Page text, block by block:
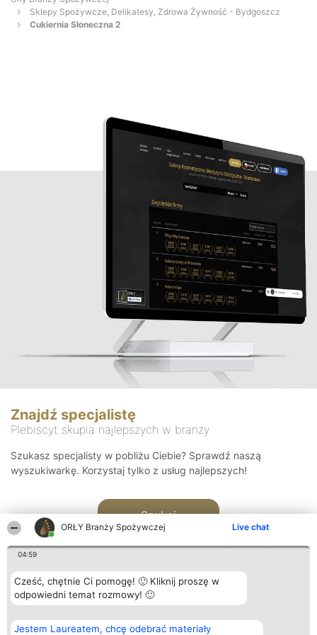
ORŁY Branży Spożywczej Live chat
04:59
Cześć, chętnie Ci pomogę! 🙂 Kliknij proszę w
odpowiedni temat rozmowy! 🙂
Jestem Laureatem, chcę odebrać materiały
Sklepy Spożywcze, Delikatesy, Zdrowa Żywność - Bydgoszcz
Cukiernia Słoneczna 2
Znajdź specjalistę
Plebiscyt skupia najlepszych w branży
Szukasz specjalisty w pobliżu Ciebie? Sprawdź naszą
wyszukiwarkę. Korzystaj tylko z usług najlepszych!
Szukaj
Organizator plebiscytu
Bright Side Solutions sp. z o.
Plebiscyt
Laureaci
Kontakt
Kontakt